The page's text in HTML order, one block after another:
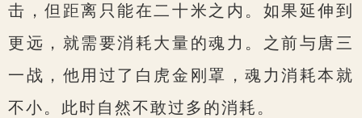
击，但距离只能在二十米之内。如果延伸到
更远，就需要消耗大量的魂力。之前与唐三
一战，他用过了白虎金刚罩，魂力消耗本就
不小。此时自然不敢过多的消耗。